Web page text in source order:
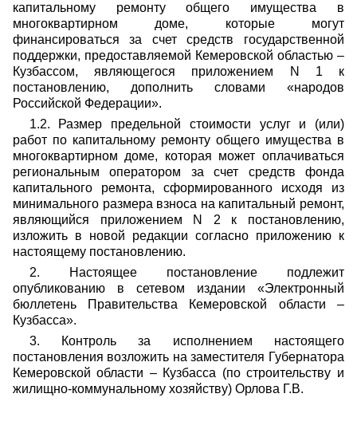
капитальному ремонту общего имущества в
многоквартирном доме, которые могут
финансироваться за счет средств государственной
поддержки, предоставляемой Кемеровской областью –
Кузбассом, являющегося приложением N 1 к
постановлению, дополнить словами «народов
Российской Федерации».
1.2. Размер предельной стоимости услуг и (или)
работ по капитальному ремонту общего имущества в
многоквартирном доме, которая может оплачиваться
региональным оператором за счет средств фонда
капитального ремонта, сформированного исходя из
минимального размера взноса на капитальный ремонт,
являющийся приложением N 2 к постановлению,
изложить в новой редакции согласно приложению к
настоящему постановлению.
2. Настоящее постановление подлежит
опубликованию в сетевом издании «Электронный
бюллетень Правительства Кемеровской области –
Кузбасса».
3. Контроль за исполнением настоящего
постановления возложить на заместителя Губернатора
Кемеровской области – Кузбасса (по строительству и
жилищно-коммунальному хозяйству) Орлова Г.В.